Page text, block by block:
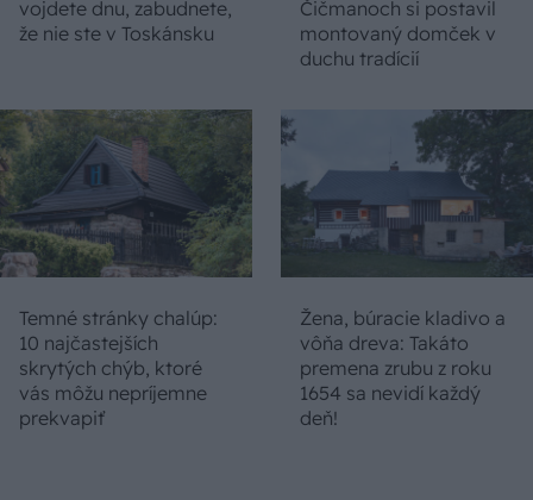
vojdete dnu, zabudnete,
že nie ste v Toskánsku
Čičmanoch si postavil
montovaný domček v
duchu tradícií
Temné stránky chalúp:
10 najčastejších
skrytých chýb, ktoré
vás môžu nepríjemne
prekvapiť
Žena, búracie kladivo a
vôňa dreva: Takáto
premena zrubu z roku
1654 sa nevidí každý
deň!